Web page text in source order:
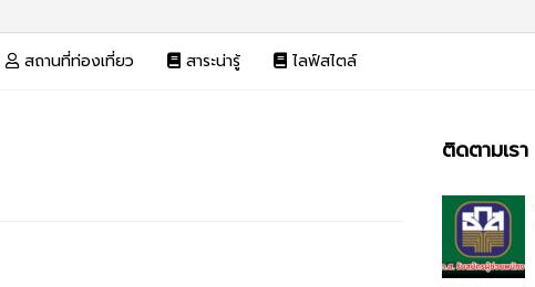
สถานที่ท่องเที่ยว สาระน่ารู้ ไลฟ์สไตล์
ติดตามเรา